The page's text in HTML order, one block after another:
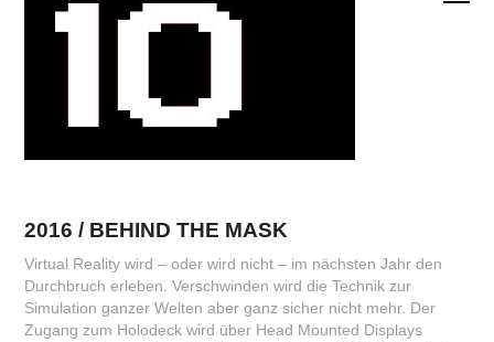
2016 / BEHIND THE MASK
Virtual Reality wird – oder wird nicht – im nächsten Jahr den
Durchbruch erleben. Verschwinden wird die Technik zur
Simulation ganzer Welten aber ganz sicher nicht mehr. Der
Zugang zum Holodeck wird über Head Mounted Displays